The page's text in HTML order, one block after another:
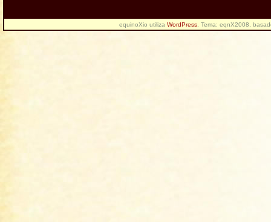
equinoXio utiliza WordPress . Tema: eqnX2008,